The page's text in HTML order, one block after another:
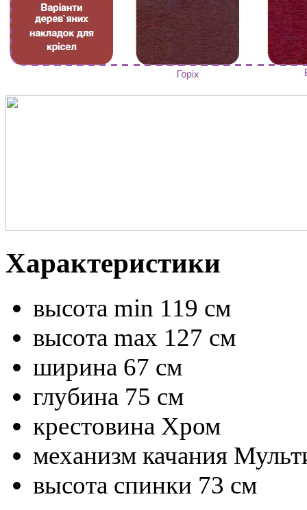
Характеристики
высота min 119 см
высота max 127 см
ширина 67 см
глубина 75 см
крестовина Хром
механизм качания
высота спинки 73 см